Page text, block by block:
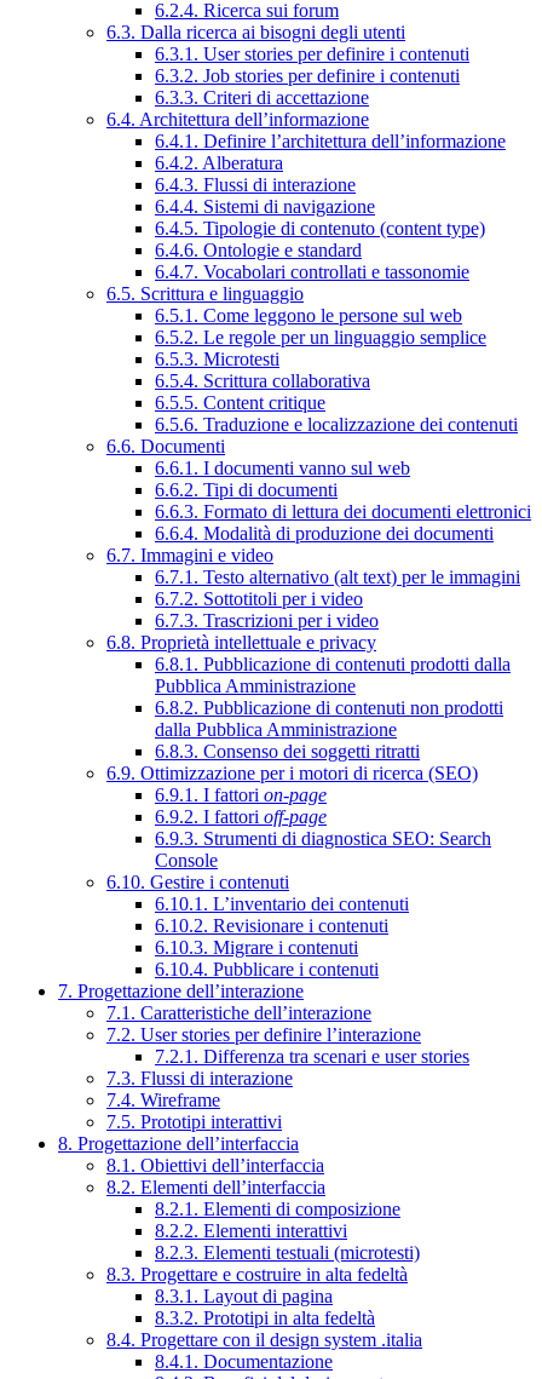
6.2.4. Ricerca sui forum
6.3. Dalla ricerca ai bisogni degli utenti
6.3.1. User stories per definire i contenuti
6.3.2. Job stories per definire i contenuti
6.3.3. Criteri di accettazione
6.4. Architettura dell’informazione
6.4.1. Definire l’architettura dell’informazione
6.4.2. Alberatura
6.4.3. Flussi di interazione
6.4.4. Sistemi di navigazione
6.4.5. Tipologie di contenuto (content type)
6.4.6. Ontologie e standard
6.4.7. Vocabolari controllati e tassonomie
6.5. Scrittura e linguaggio
6.5.1. Come leggono le persone sul web
6.5.2. Le regole per un linguaggio semplice
6.5.3. Microtesti
6.5.4. Scrittura collaborativa
6.5.5. Content critique
6.5.6. Traduzione e localizzazione dei contenuti
6.6. Documenti
6.6.1. I documenti vanno sul web
6.6.2. Tipi di documenti
6.6.3. Formato di lettura dei documenti elettronici
6.6.4. Modalità di produzione dei documenti
6.7. Immagini e video
6.7.1. Testo alternativo (alt text) per le immagini
6.7.2. Sottotitoli per i video
6.7.3. Trascrizioni per i video
6.8. Proprietà intellettuale e privacy
6.8.1. Pubblicazione di contenuti prodotti dalla
Pubblica Amministrazione
6.8.2. Pubblicazione di contenuti non prodotti
dalla Pubblica Amministrazione
6.8.3. Consenso dei soggetti ritratti
6.9. Ottimizzazione per i motori di ricerca (SEO)
6.9.1. I fattori on-page
6.9.2. I fattori off-page
6.9.3. Strumenti di diagnostica SEO: Search
Console
6.10. Gestire i contenuti
6.10.1. L’inventario dei contenuti
6.10.2. Revisionare i contenuti
6.10.3. Migrare i contenuti
6.10.4. Pubblicare i contenuti
7. Progettazione dell’interazione
7.1. Caratteristiche dell’interazione
7.2. User stories per definire l’interazione
7.2.1. Differenza tra scenari e user stories
7.3. Flussi di interazione
7.4. Wireframe
7.5. Prototipi interattivi
8. Progettazione dell’interfaccia
8.1. Obiettivi dell’interfaccia
8.2. Elementi dell’interfaccia
8.2.1. Elementi di composizione
8.2.2. Elementi interattivi
8.2.3. Elementi testuali (microtesti)
8.3. Progettare e costruire in alta fedeltà
8.3.1. Layout di pagina
8.3.2. Prototipi in alta fedeltà
8.4. Progettare con il design system .italia
8.4.1. Documentazione